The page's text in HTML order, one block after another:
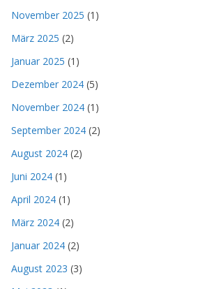
November 2025 (1)
März 2025 (2)
Januar 2025 (1)
Dezember 2024 (5)
November 2024 (1)
September 2024 (2)
August 2024 (2)
Juni 2024 (1)
April 2024 (1)
März 2024 (2)
Januar 2024 (2)
August 2023 (3)